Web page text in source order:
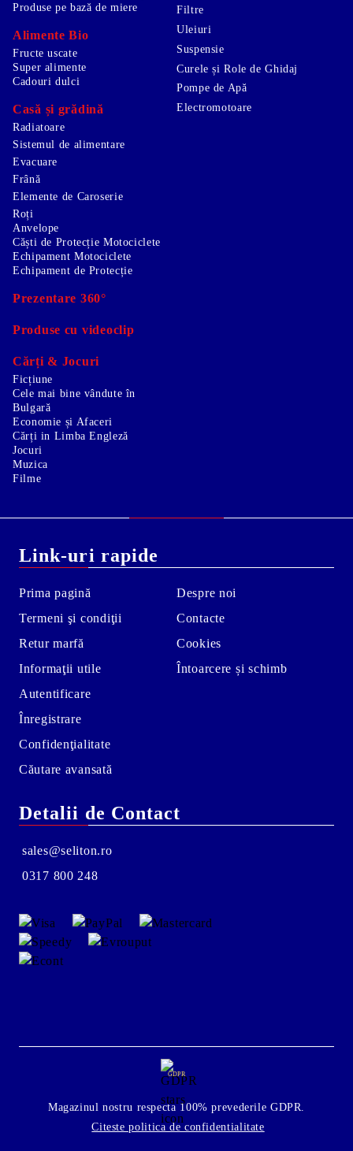
Produse pe bază de miere
Alimente Bio
Fructe uscate
Super alimente
Cadouri dulci
Casă și grădină
Filtre
Uleiuri
Suspensie
Curele și Role de Ghidaj
Pompe de Apă
Electromotoare
Radiatoare
Sistemul de alimentare
Evacuare
Frână
Elemente de Caroserie
Roți
Anvelope
Căști de Protecție Motociclete
Echipament Motociclete
Echipament de Protecție
Prezentare 360°
Produse cu videoclip
Cărți & Jocuri
Ficțiune
Cele mai bine vândute în
Bulgară
Economie și Afaceri
Cărți in Limba Engleză
Jocuri
Muzica
Filme
Link-uri rapide
Prima pagină
Termeni şi condiţii
Retur marfă
Informaţii utile
Autentificare
Înregistrare
Confidenţialitate
Căutare avansată
Despre noi
Contacte
Cookies
Întoarcere și schimb
Detalii de Contact
sales@seliton.ro
0317 800 248
GDPR
Magazinul nostru respecta 100% prevederile GDPR.
Citeste politica de confidentialitate